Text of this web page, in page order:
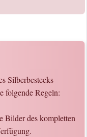
Silberbestecks
folgende Regeln:
Bilder des kompletten